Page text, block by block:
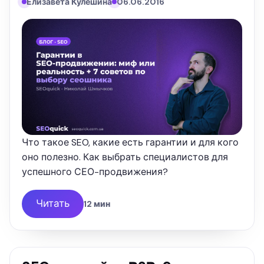
Что такое SEO, какие есть гарантии и для кого
оно полезно. Как выбрать специалистов для
успешного СЕО-продвижения?
Читать 12 мин